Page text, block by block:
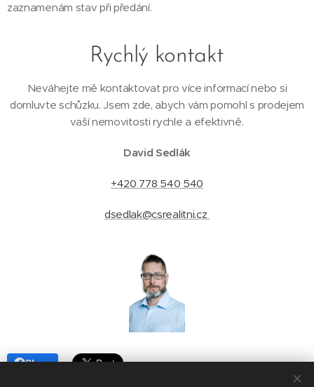
zaznamenám stav při předání.
Rychlý kontakt
Neváhejte mě kontaktovat pro více informací nebo si
domluvte schůzku. Jsem zde, abych vám pomohl s prodejem
vaší nemovitosti rychle a efektivně.
David Sedlák
+420 778 540 540
dsedlak@csrealitni.cz
Share